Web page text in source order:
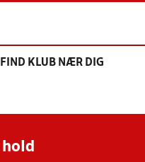
FIND KLUB NÆR DIG